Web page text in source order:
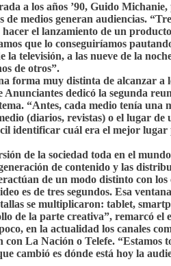
a los años ’90, Guido
de medios generan audiencias.
el lanzamiento de un
que lo conseguiríamos
la televisión, a las nueve de la
de otros”.
forma muy distinta de alcanzar a
Anunciantes dedicó la segunda
“Antes, cada medio tenía
(diarios, revistas) o el lugar
identificar cuál era el mejor lugar
de la sociedad toda en el
de contenido y las
de un modo distinto con los
es de tres segundos. Esa
se multiplicaron: tablet,
de la parte creativa”, remarcó el
en la actualidad los canales
con La Nación o Telefe. “Estamos
cambió es dónde está hoy la